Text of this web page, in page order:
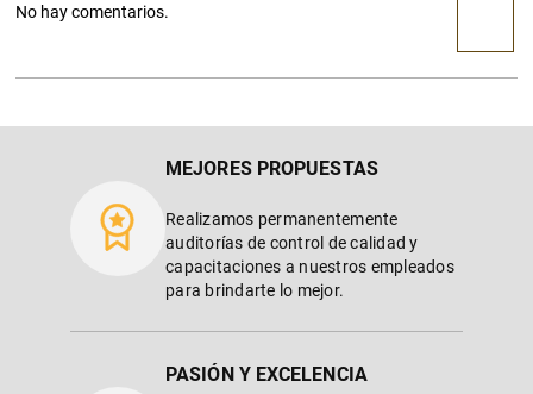
No hay comentarios.